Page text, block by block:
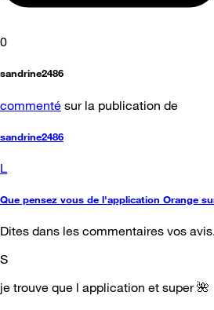
0
sandrine2486
commenté sur la publication de
sandrine2486
L
Que pensez vous de l'application Orange
Dites dans les commentaires vos
S
je trouve que l application et super 🌺